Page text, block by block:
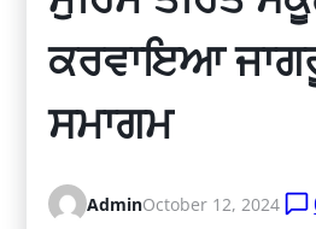
ਕਰਵਾਇਆ
ਸਮਾਗਮ
AdminOctober 12, 2024